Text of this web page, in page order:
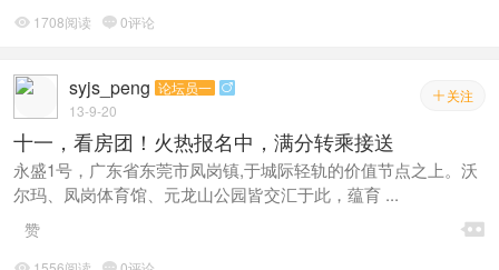
 1708阅读 0评论
 关注
syjs_peng 论坛员一 
13-9-20
十一，看房团！火热报名中，满分转乘接送
永盛1号，广东省东莞市凤岗镇,于城际轻轨的价值节点之上。沃
尔玛、凤岗体育馆、元龙山公园皆交汇于此，蕴育 ...

赞